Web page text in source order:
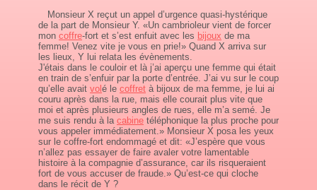
Monsieur X reçut un appel d’urgence quasi-hystérique
de la part de Monsieur Y. «Un cambrioleur vient de forcer
mon coffre-fort et s’est enfuit avec les bijoux de ma
femme! Venez vite je vous en prie!» Quand X arriva sur
les lieux, Y lui relata les évènements.
J'étais dans le couloir et là j’ai aperçu une femme qui était
en train de s’enfuir par la porte d’entrée. J’ai vu sur le coup
qu’elle avait vol é le coffret à bijoux de ma femme, je lui ai
couru après dans la rue, mais elle courait plus vite que
moi et après plusieurs angles de rues, elle m’a semé. Je
me suis rendu à la cabine téléphonique la plus proche pour
vous appeler immédiatement.» Monsieur X posa les yeux
sur le coffre-fort endommagé et dit: «J’espère que vous
n’allez pas essayer de faire avaler votre lamentable
histoire à la compagnie d’assurance, car ils risqueraient
fort de vous accuser de fraude.» Qu’est-ce qui cloche
dans le récit de Y ?